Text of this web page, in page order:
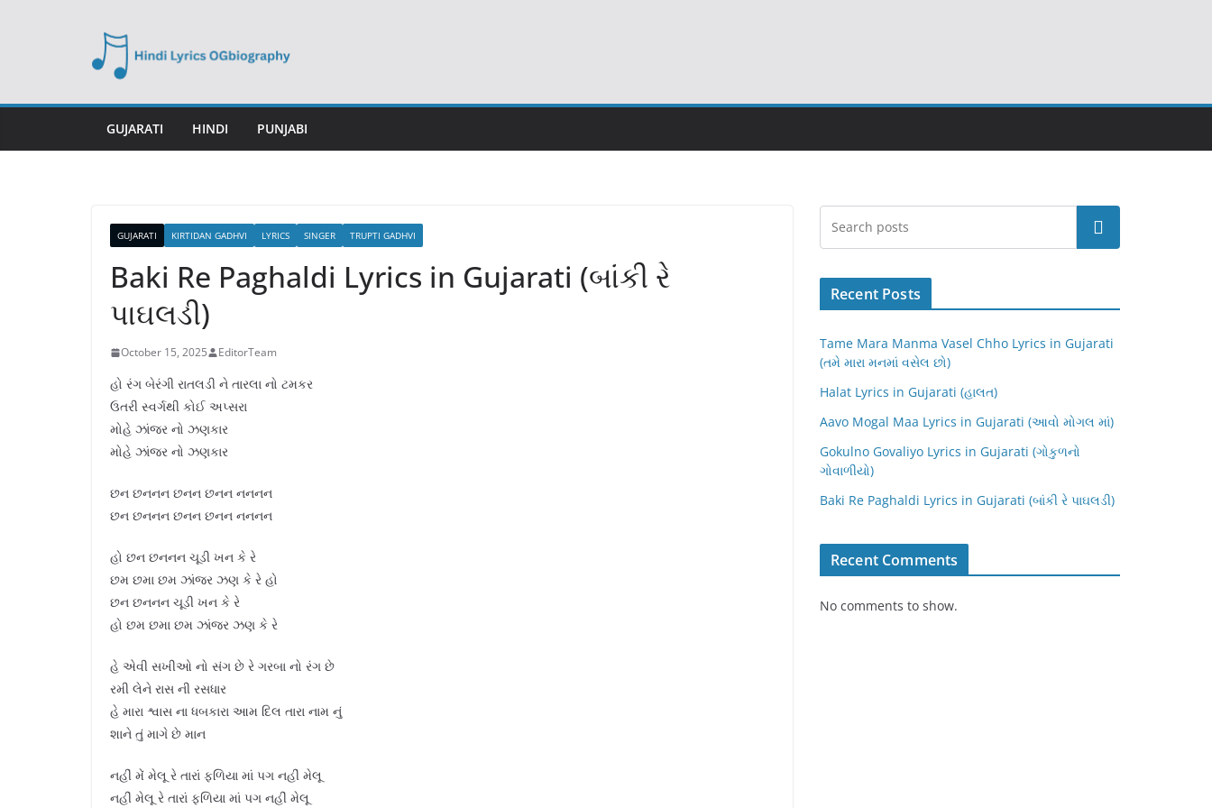
GUJARATI HINDI PUNJABI
GUJARATI KIRTIDAN GADHVI LYRICS SINGER TRUPTI GADHVI
Baki Re Paghaldi Lyrics in Gujarati (બાંકી રે
પાઘલડી)
October 15, 2025 EditorTeam
હો રંગ બેરંગી રાતલડી ને તારલા નો ટમકર
ઉતરી સ્વર્ગથી કોઈ અપ્સરા
મોહે ઝાંજર નો ઝણકાર
મોહે ઝાંજર નો ઝણકાર
છન છનનન છનન છનન નનનન
છન છનનન છનન છનન નનનન
હો છન છનનન ચૂડી ખન કે રે
છમ છમા છમ ઝાંજર ઝણ કે રે હો
છન છનનન ચૂડી ખન કે રે
હો છમ છમા છમ ઝાંજર ઝણ કે રે
હે એવી સખીઓ નો સંગ છે રે ગરબા નો રંગ છે
રમી લેને રાસ ની રસધાર
હે મારા શ્વાસ ના ધબકારા આમ દિલ તારા નામ નું
શાને તું માગે છે માન
નહીં મેં મેલૂ રે તારાં ફળિયા માં પગ નહીં મેલૂ
નહીં મેલૂ રે તારાં ફળિયા માં પગ નહીં મેલૂ
Search
Recent Posts
Tame Mara Manma Vasel Chho Lyrics in Gujarati
(તમે મારા મનમાં વસેલ છો)
Halat Lyrics in Gujarati (હાલત)
Aavo Mogal Maa Lyrics in Gujarati (આવો મોગલ માં)
Gokulno Govaliyo Lyrics in Gujarati (ગોકુળનો
ગોવાળીયો)
Baki Re Paghaldi Lyrics in Gujarati (બાંકી રે પાઘલડી)
Recent Comments
No comments to show.